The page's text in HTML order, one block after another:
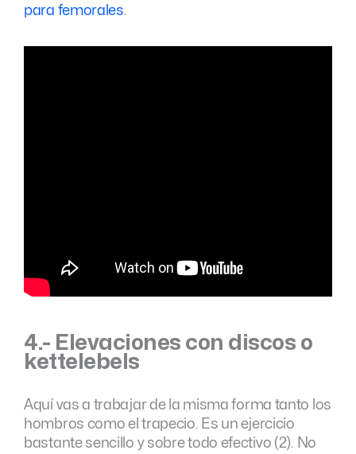
para femorales.
4.- Elevaciones con discos o
kettelebels
Aquí vas a trabajar de la misma forma tanto los
hombros como el trapecio. Es un ejercicio
bastante sencillo y sobre todo efectivo (2). No